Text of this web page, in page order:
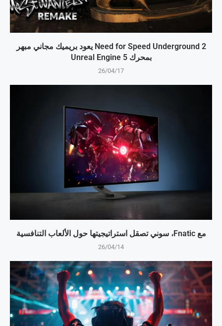
Need for Speed Underground 2 يعود بريميك مجاني مبهر
بمحرك Unreal Engine 5
26/04/17
مع Fnatic، سوني تصقل استراتيجيتها حول الألعاب التنافسية
26/04/14